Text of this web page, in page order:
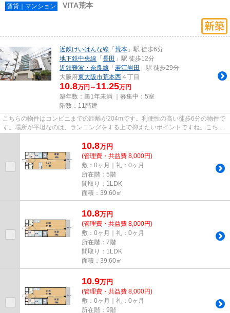
賃貸｜マンション VITA荒本
近鉄けいはんな線 「荒本 」駅 徒歩6分
地下鉄中央線 「長田 」駅 徒歩12分
近鉄難波・奈良線 「若江岩田 」駅 徒歩29分
大阪府東大阪市荒本西 ４丁目
10.8万円～ 11.25万円
築年数：築1年未満 ｜募集中： 5室
階数：11階建
こちらの物件はコンビニまでの距離が204mです。利便性の高い徒歩6分の物件で
す。場所が平坦なのは、ランニングをする上で抑えたいポイントですね。こちら
の物件には自走式駐車場があり...
10.8万円
(管理費・共益費 8,000円)
敷：0ヶ月｜礼：0ヶ月
所在階：5階
間取り：1LDK
面積：39.60㎡
10.8万円
(管理費・共益費 8,000円)
敷：0ヶ月｜礼：0ヶ月
所在階：7階
間取り：1LDK
面積：39.60㎡
10.9万円
(管理費・共益費 8,000円)
敷：0ヶ月｜礼：0ヶ月
所在階：9階